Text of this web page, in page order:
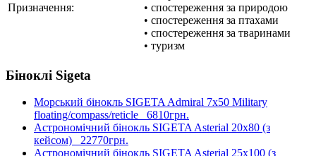
Призначення:
• спостереження за природою
• спостереження за птахами
• спостереження за тваринами
• туризм
Біноклі Sigeta
Морський бінокль SIGETA Admiral 7x50 Military
floating/compass/reticle 6810грн.
Астрономічний бінокль SIGETA Asterial 20x80 (з
кейсом) 22770грн.
Астрономічний бінокль SIGETA Asterial 25x100 (з